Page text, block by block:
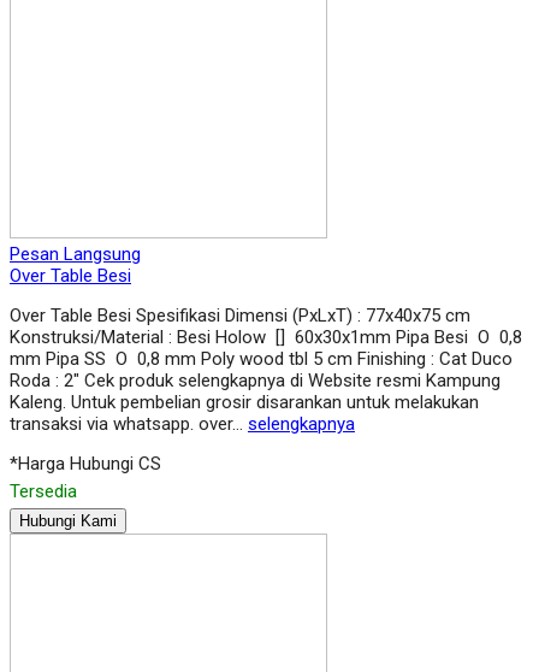
Pesan Langsung
Over Table Besi
Over Table Besi Spesifikasi Dimensi (PxLxT) : 77x40x75 cm
Konstruksi/Material : Besi Holow [] 60x30x1mm Pipa Besi O 0,8
mm Pipa SS O 0,8 mm Poly wood tbl 5 cm Finishing : Cat Duco
Roda : 2″ Cek produk selengkapnya di Website resmi Kampung
Kaleng. Untuk pembelian grosir disarankan untuk melakukan
transaksi via whatsapp. over… selengkapnya
*Harga Hubungi CS
Tersedia
Hubungi Kami